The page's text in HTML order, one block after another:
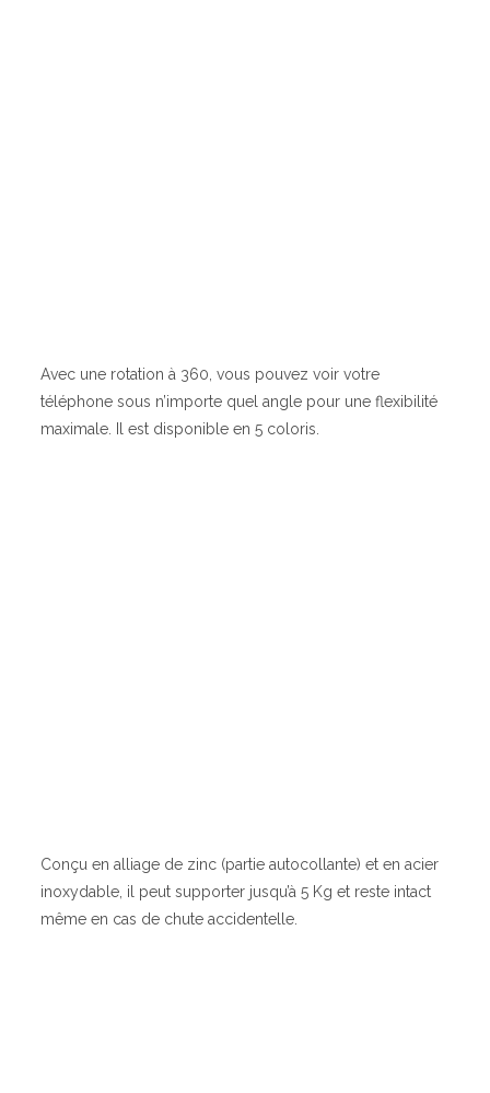
Avec une rotation à 360, vous pouvez voir votre
téléphone sous n’importe quel angle pour une flexibilité
maximale. Il est disponible en 5 coloris.
Conçu en alliage de zinc (partie autocollante) et en acier
inoxydable, il peut supporter jusqu’à 5 Kg et reste intact
même en cas de chute accidentelle.